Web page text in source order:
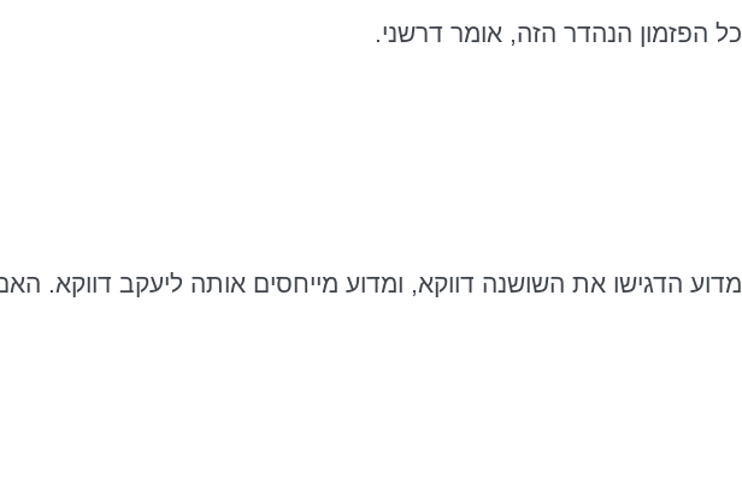
כל הפזמון הנהדר הזה, אומר דרשני.
מדוע הדגישו את השושנה דווקא, ומדוע מייחסים אותה ליעקב דווקא.